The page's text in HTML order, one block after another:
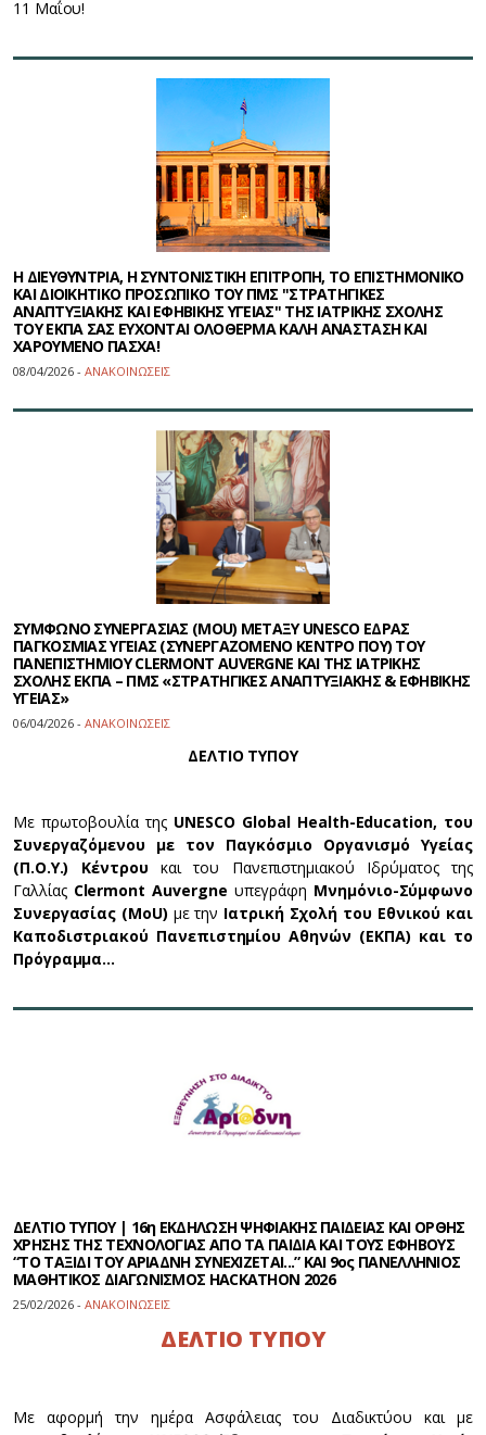
11 Μαΐου!
Η ΔΙΕΥΘΥΝΤΡΙΑ, Η ΣΥΝΤΟΝΙΣΤΙΚΗ ΕΠΙΤΡΟΠΗ, ΤΟ ΕΠΙΣΤΗΜΟΝΙΚΟ
ΚΑΙ ΔΙΟΙΚΗΤΙΚΟ ΠΡΟΣΩΠΙΚΟ ΤΟΥ ΠΜΣ "ΣΤΡΑΤΗΓΙΚΕΣ
ΑΝΑΠΤΥΞΙΑΚΗΣ ΚΑΙ ΕΦΗΒΙΚΗΣ ΥΓΕΙΑΣ" ΤΗΣ ΙΑΤΡΙΚΗΣ ΣΧΟΛΗΣ
ΤΟΥ ΕΚΠΑ ΣΑΣ ΕΥΧΟΝΤΑΙ ΟΛΟΘΕΡΜΑ ΚΑΛΗ ΑΝΑΣΤΑΣΗ ΚΑΙ
ΧΑΡΟΥΜΕΝΟ ΠΑΣΧΑ!
08/04/2026 - ΑΝΑΚΟΙΝΩΣΕΙΣ
ΣΥΜΦΩΝΟ ΣΥΝΕΡΓΑΣΙΑΣ (MOU) ΜΕΤΑΞΥ UNESCO ΕΔΡΑΣ
ΠΑΓΚΟΣΜΙΑΣ ΥΓΕΙΑΣ (ΣΥΝΕΡΓΑΖΟΜΕΝΟ ΚΕΝΤΡΟ ΠΟΥ) ΤΟΥ
ΠΑΝΕΠΙΣΤΗΜΙΟΥ CLERMONT AUVERGNE ΚΑΙ ΤΗΣ ΙΑΤΡΙΚΗΣ
ΣΧΟΛΗΣ ΕΚΠΑ – ΠΜΣ «ΣΤΡΑΤΗΓΙΚΕΣ ΑΝΑΠΤΥΞΙΑΚΗΣ & ΕΦΗΒΙΚΗΣ
ΥΓΕΙΑΣ»
06/04/2026 - ΑΝΑΚΟΙΝΩΣΕΙΣ
ΔΕΛΤΙΟ ΤΥΠΟΥ
Με πρωτοβουλία τηςUNESCO Global Health-Education, του
Συνεργαζόμενου με τον Παγκόσμιο Οργανισμό Υγείας
(Π.Ο.Υ.) Κέντρουκαι του Πανεπιστημιακού Ιδρύματος της
Γαλλίας Clermont Auvergne υπεγράφη Μνημόνιο-Σύμφωνο
Συνεργασίας (ΜοU) με την Ιατρική Σχολή του Εθνικού και
Καποδιστριακού Πανεπιστημίου Αθηνών (ΕΚΠΑ) και το
Πρόγραμμα…
ΔΕΛΤΙΟ ΤΥΠΟΥ | 16η ΕΚΔΗΛΩΣΗ ΨΗΦΙΑΚΗΣ ΠΑΙΔΕΙΑΣ ΚΑΙ ΟΡΘΗΣ
ΧΡΗΣΗΣ ΤΗΣ ΤΕΧΝΟΛΟΓΙΑΣ ΑΠΟ ΤΑ ΠΑΙΔΙΑ ΚΑΙ ΤΟΥΣ ΕΦΗΒΟΥΣ
“ΤΟ ΤΑΞΙΔΙ ΤΟΥ ΑΡΙΑΔΝΗ ΣΥΝΕΧΙΖΕΤΑΙ...” ΚΑΙ 9ος ΠΑΝΕΛΛΗΝΙΟΣ
ΜΑΘΗΤΙΚΟΣ ΔΙΑΓΩΝΙΣΜΟΣ HACKATHON 2026
25/02/2026 - ΑΝΑΚΟΙΝΩΣΕΙΣ
ΔΕΛΤΙΟ ΤΥΠΟΥ
Με αφορμή την ημέρα Ασφάλειας του Διαδικτύου και με